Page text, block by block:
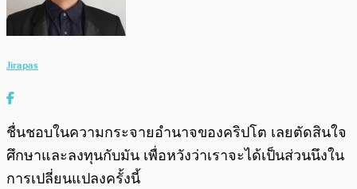
Jirapas
ชื่นชอบในความกระจายอำนาจของคริปโต เลยตัดสินใจ
ศึกษาและลงทุนกับมัน เพื่อหวังว่าเราจะได้เป็นส่วนนึงใน
การเปลี่ยนแปลงครั้งนี้